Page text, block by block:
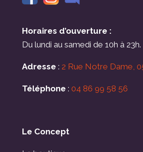
Horaires d’ouverture :
Du lundi au samedi de 10h à 23h.
Adresse : 2 Rue Notre Dame,
Téléphone : 04 86 99 58 56
Le Concept